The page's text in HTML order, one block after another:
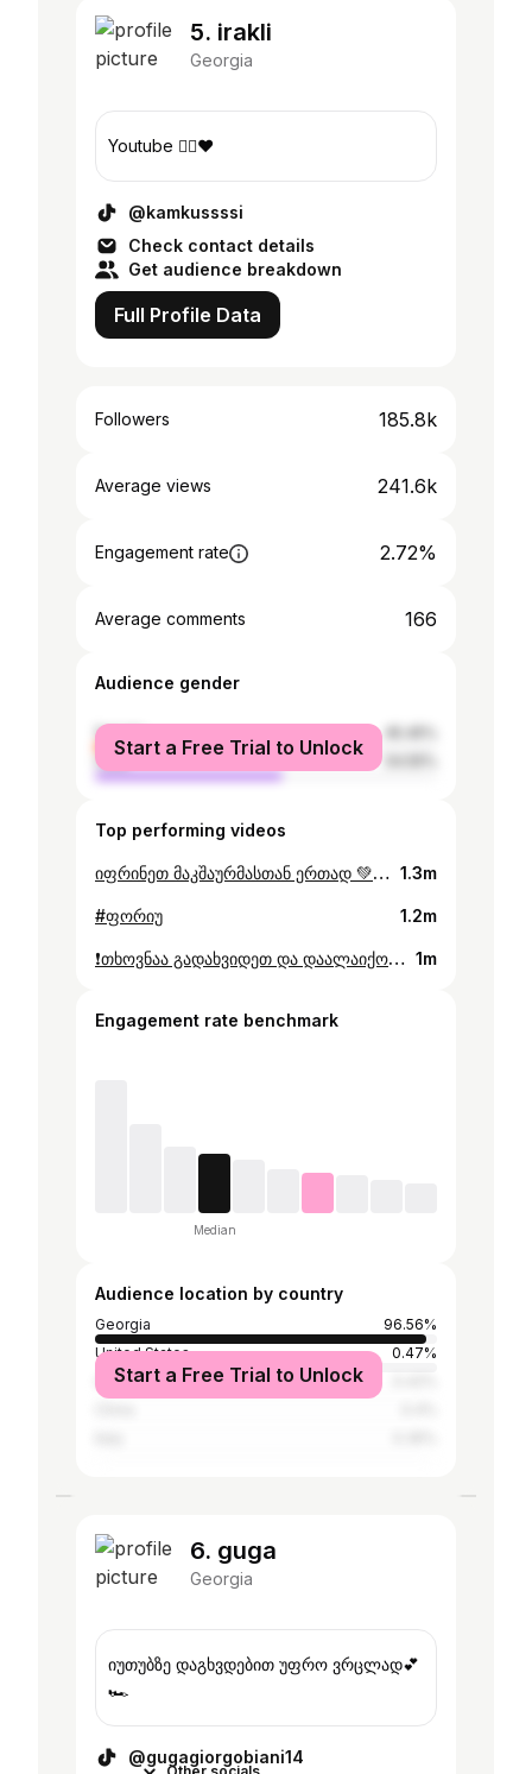
5. irakli
Georgia
Youtube 👇🏻❤️
@kamkussssi
Check contact details
Get audience breakdown
Full Profile Data
Followers 185.8k
Average views 241.6k
Engagement rate 2.72%
Average comments 166
Audience gender
female
male
Start a Free Trial to Unlock
Top performing videos
იფრინეთ მაკშაურმასთან ერთად 💚🧡თხოვნაა დამილაიქოთ და სხვებს გადაუზიაროთ ☺️❤️@MacShaurma #ilovemacshaurma ⚠️fake situation⚠️ everyone is safe⚠️No one was injured⚠️ I'm 19 ⚠️ 1.3m
#ფორიუ 1.2m
❗️თხოვნაა გადახვიდეთ და დაალაიქოთ 😅❤️ ბავშვს მუ აწყენინებთ, ცხოვრებაზე არ აიცრუოს გული მეშინია.😭😭 დიდი მადლობა 😂❤️❤️⚠️fake situation⚠️this is a joke Tik-Tok⚠️ #ფორიუ 1m
Engagement rate benchmark
Median
Audience location by country
Georgia
96.56%
United States
0.47%
Greece
Start a Free Trial to Unlock
6. guga
Georgia
იუთუბზე დაგხვდებით უფრო ვრცლად💕
🏎️
@gugagiorgobiani14